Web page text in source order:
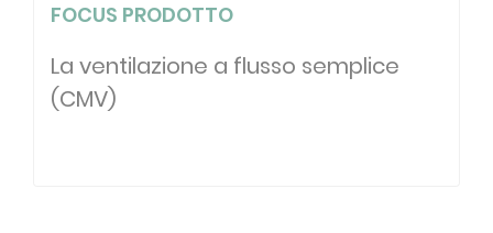
FOCUS PRODOTTO
La ventilazione a flusso semplice
(CMV)